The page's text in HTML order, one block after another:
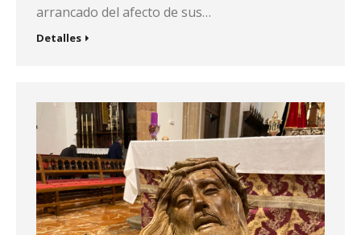
arrancado del afecto de sus…
Detalles